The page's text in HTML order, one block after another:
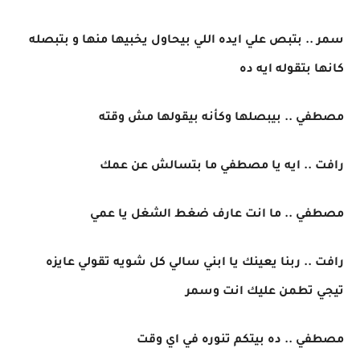
سمر .. بتبص علي ايده اللي بيحاول يخبيها منها و بتبصله
كانها بتقوله ايه ده
مصطفي .. بيبصلها وكأنه بيقولها مش وقته
رافت .. ايه يا مصطفي ما بتسالش عن عمك
مصطفي .. ما انت عارف ضغط الشغل يا عمي
رافت .. ربنا يعينك يا ابني سالي كل شويه تقولي عايزه
تيجي تطمن عليك انت وسمر
مصطفي .. ده بيتكم تنوره في اي وقت